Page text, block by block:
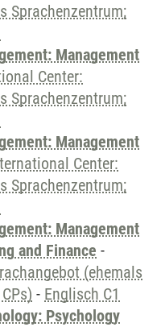
Sprachenzentrum;
Management
Center:
Sprachenzentrum;
Management
Center:
Sprachenzentrum;
Management
and Finance -
(ehemals
- Englisch C1
Psychology